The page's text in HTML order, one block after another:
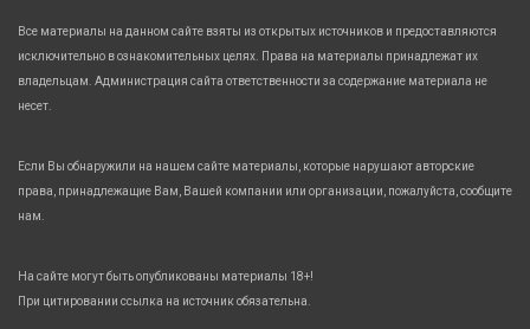
Все материалы на данном сайте взяты из открытых источников и предоставляются
исключительно в ознакомительных целях. Права на материалы принадлежат их
владельцам. Администрация сайта ответственности за содержание материала не
несет.
Если Вы обнаружили на нашем сайте материалы, которые нарушают авторские
права, принадлежащие Вам, Вашей компании или организации, пожалуйста, сообщите
нам.
На сайте могут быть опубликованы материалы 18+!
При цитировании ссылка на источник обязательна.